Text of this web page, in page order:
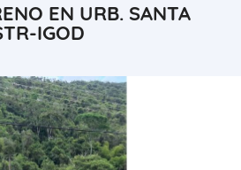
EN URB. SANTA
IGOD